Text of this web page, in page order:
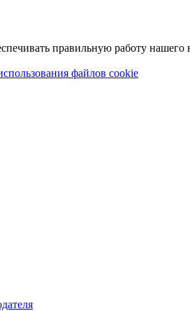
правильную работу нашего
файлов cookie